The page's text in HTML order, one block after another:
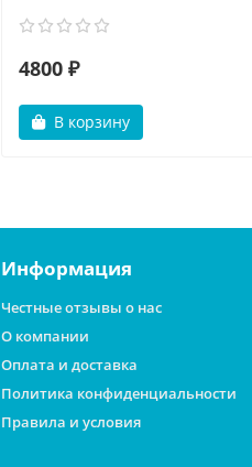
4800 ₽
В корзину
Информация
Честные отзывы о нас
О компании
Оплата и доставка
Политика конфиденциальности
Правила и условия